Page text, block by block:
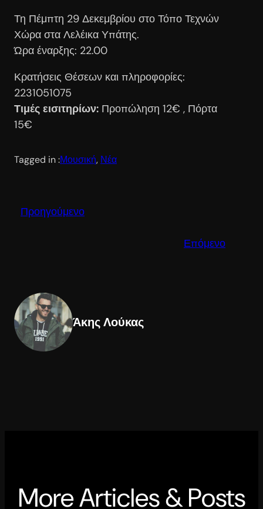
Τη Πέμπτη 29 Δεκεμβρίου στο Τόπο Τεχνών
Χώρα στα Λελέικα Υπάτης.
Ώρα έναρξης: 22.00
Κρατήσεις Θέσεων και πληροφορίες:
2231051075
Τιμές εισιτηρίων: Προπώληση 12€ , Πόρτα
15€
Tagged in :Μουσική, Νέα
Προηγούμενο
Επόμενο
Άκης Λούκας
More Articles & Posts